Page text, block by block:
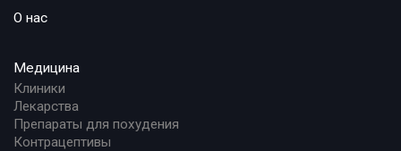
О нас
Медицина
Клиники
Лекарства
Препараты для похудения
Контрацептивы